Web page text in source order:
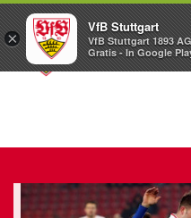
×
VfB Stuttgart
VfB Stuttgart 1893 AG
Gratis - In Google